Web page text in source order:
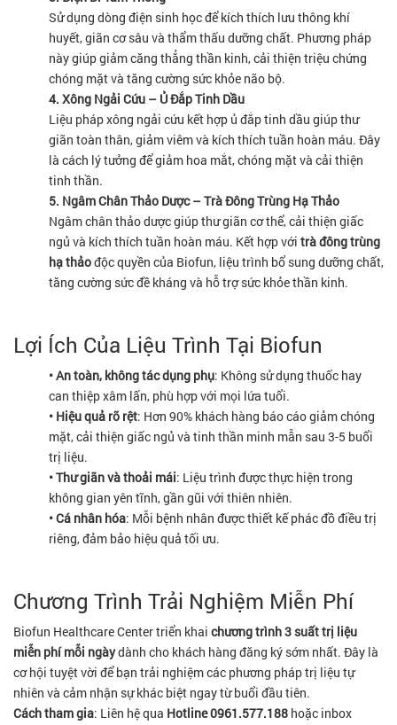
Sử dụng dòng điện sinh học để kích thích lưu thông khí
huyết, giãn cơ sâu và thẩm thấu dưỡng chất. Phương pháp
này giúp giảm căng thẳng thần kinh, cải thiện triệu chứng
chóng mặt và tăng cường sức khỏe não bộ.
4. Xông Ngải Cứu – Ủ Đắp Tinh Dầu
Liệu pháp xông ngải cứu kết hợp ủ đắp tinh dầu giúp thư
giãn toàn thân, giảm viêm và kích thích tuần hoàn máu. Đây
là cách lý tưởng để giảm hoa mắt, chóng mặt và cải thiện
tinh thần.
5. Ngâm Chân Thảo Dược – Trà Đông Trùng Hạ Thảo
Ngâm chân thảo dược giúp thư giãn cơ thể, cải thiện giấc
ngủ và kích thích tuần hoàn máu. Kết hợp với trà đông trùng
hạ thảođộc quyền của Biofun, liệu trình bổ sung dưỡng chất,
tăng cường sức đề kháng và hỗ trợ sức khỏe thần kinh.
Lợi Ích Của Liệu Trình Tại Biofun
• An toàn, không tác dụng phụ: Không sử dụng thuốc hay
can thiệp xâm lấn, phù hợp với mọi lứa tuổi.
• Hiệu quả rõ rệt: Hơn 90% khách hàng báo cáo giảm chóng
mặt, cải thiện giấc ngủ và tinh thần minh mẫn sau 3-5 buổi
trị liệu.
• Thư giãn và thoải mái: Liệu trình được thực hiện trong
không gian yên tĩnh, gần gũi với thiên nhiên.
• Cá nhân hóa: Mỗi bệnh nhân được thiết kế phác đồ điều trị
riêng, đảm bảo hiệu quả tối ưu.
Chương Trình Trải Nghiệm Miễn Phí
Biofun Healthcare Center triển khai chương trình 3 suất trị liệu
miễn phí mỗi ngàydành cho khách hàng đăng ký sớm nhất. Đây là
cơ hội tuyệt vời để bạn trải nghiệm các phương pháp trị liệu tự
nhiên và cảm nhận sự khác biệt ngay từ buổi đầu tiên.
Cách tham gia: Liên hệ qua Hotline 0961.577.188 hoặc inbox